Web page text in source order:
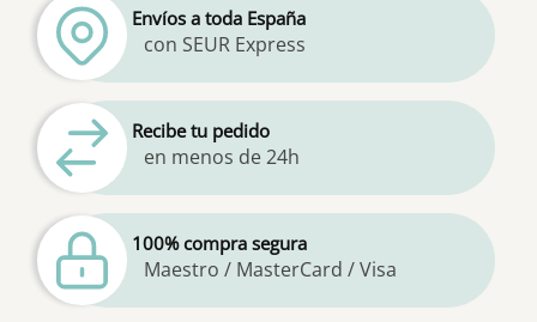
Envíos a toda España
con SEUR Express
Recibe tu pedido
en menos de 24h
100% compra segura
Maestro / MasterCard / Visa